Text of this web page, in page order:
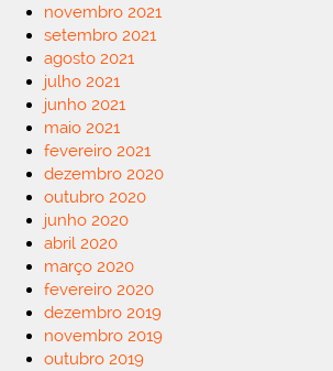
novembro 2021
setembro 2021
agosto 2021
julho 2021
junho 2021
maio 2021
fevereiro 2021
dezembro 2020
outubro 2020
junho 2020
abril 2020
março 2020
fevereiro 2020
dezembro 2019
novembro 2019
outubro 2019